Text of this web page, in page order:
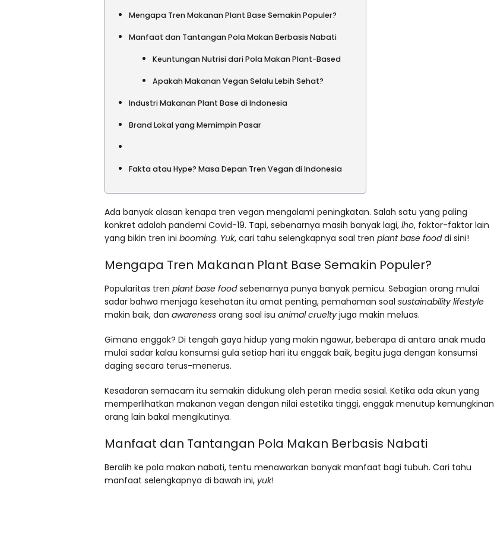
Mengapa Tren Makanan Plant Base Semakin Populer?
Manfaat dan Tantangan Pola Makan Berbasis Nabati
Keuntungan Nutrisi dari Pola Makan Plant-Based
Apakah Makanan Vegan Selalu Lebih Sehat?
Industri Makanan Plant Base di Indonesia
Brand Lokal yang Memimpin Pasar
Fakta atau Hype? Masa Depan Tren Vegan di Indonesia
Ada banyak alasan kenapa tren vegan mengalami peningkatan. Salah satu yang paling
konkret adalah pandemi Covid-19. Tapi, sebenarnya masih banyak lagi, lho, faktor-faktor lain
yang bikin tren ini booming. Yuk, cari tahu selengkapnya soal tren plant base fooddi sini!
Mengapa Tren Makanan Plant Base Semakin Populer?
Popularitas tren plant base foodsebenarnya punya banyak pemicu. Sebagian orang mulai
sadar bahwa menjaga kesehatan itu amat penting, pemahaman soal sustainability lifestyle
makin baik, dan awareness orang soal isu animal cruelty juga makin meluas.
Gimana enggak? Di tengah gaya hidup yang makin ngawur, beberapa di antara anak muda
mulai sadar kalau konsumsi gula setiap hari itu enggak baik, begitu juga dengan konsumsi
daging secara terus-menerus.
Kesadaran semacam itu semakin didukung oleh peran media sosial. Ketika ada akun yang
memperlihatkan makanan vegan dengan nilai estetika tinggi, enggak menutup kemungkinan
orang lain bakal mengikutinya.
Manfaat dan Tantangan Pola Makan Berbasis Nabati
Beralih ke pola makan nabati, tentu menawarkan banyak manfaat bagi tubuh. Cari tahu
manfaat selengkapnya di bawah ini, yuk!